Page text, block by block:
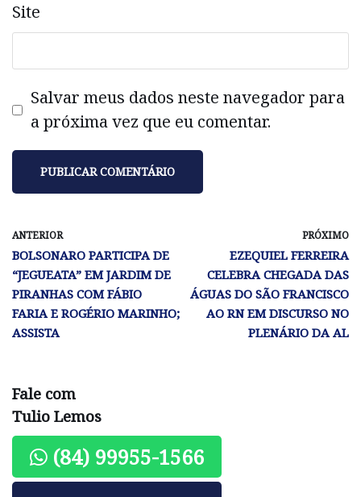
Site
Salvar meus dados neste navegador para
a próxima vez que eu comentar.
ANTERIOR
BOLSONARO PARTICIPA DE
“JEGUEATA” EM JARDIM DE
PIRANHAS COM FÁBIO
FARIA E ROGÉRIO MARINHO;
ASSISTA
PRÓXIMO
EZEQUIEL FERREIRA
CELEBRA CHEGADA DAS
ÁGUAS DO SÃO FRANCISCO
AO RN EM DISCURSO NO
PLENÁRIO DA AL
Fale com
Tulio Lemos
(84) 99955-1566